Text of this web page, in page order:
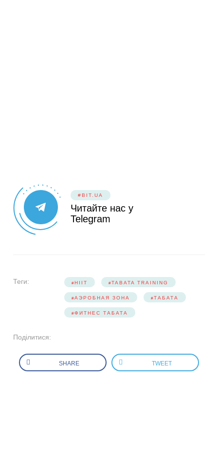
#BIT.UA
Читайте нас у
Telegram
Теги: HIIT TABATA TRAINING
АЭРОБНАЯ ЗОНА ТАБАТА
ФИТНЕС ТАБАТА
Поділитися:
SHARE TWEET